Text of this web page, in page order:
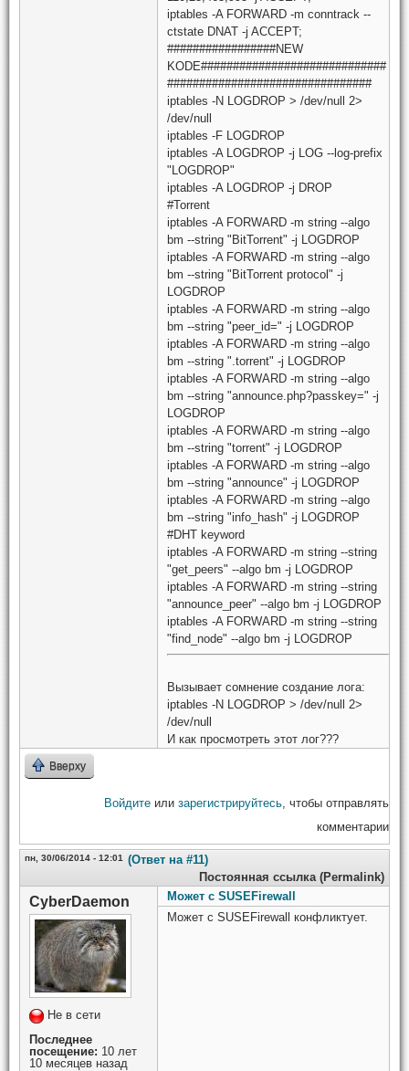
iptables -A FORWARD -m conntrack --
ctstate DNAT -j ACCEPT;
#################NEW
KODE#############################
################################
iptables -N LOGDROP > /dev/null 2>
/dev/null
iptables -F LOGDROP
iptables -A LOGDROP -j LOG --log-prefix
"LOGDROP"
iptables -A LOGDROP -j DROP
#Torrent
iptables -A FORWARD -m string --algo
bm --string "BitTorrent" -j LOGDROP
iptables -A FORWARD -m string --algo
bm --string "BitTorrent protocol" -j
LOGDROP
iptables -A FORWARD -m string --algo
bm --string "peer_id=" -j LOGDROP
iptables -A FORWARD -m string --algo
bm --string ".torrent" -j LOGDROP
iptables -A FORWARD -m string --algo
bm --string "announce.php?passkey=" -j
LOGDROP
iptables -A FORWARD -m string --algo
bm --string "torrent" -j LOGDROP
iptables -A FORWARD -m string --algo
bm --string "announce" -j LOGDROP
iptables -A FORWARD -m string --algo
bm --string "info_hash" -j LOGDROP
#DHT keyword
iptables -A FORWARD -m string --string
"get_peers" --algo bm -j LOGDROP
iptables -A FORWARD -m string --string
"announce_peer" --algo bm -j LOGDROP
iptables -A FORWARD -m string --string
"find_node" --algo bm -j LOGDROP
Вызывает сомнение создание лога:
iptables -N LOGDROP > /dev/null 2>
/dev/null
И как просмотреть этот лог???
Вверху
Войдите или зарегистрируйтесь, чтобы отправлять
комментарии
пн, 30/06/2014 - 12:01
(Ответ на #11)
Постоянная ссылка (Permalink)
CyberDaemon
Не в сети
Последнее
посещение: 10 лет
10 месяцев назад
Может с SUSEFirewall
Может с SUSEFirewall конфликтует.